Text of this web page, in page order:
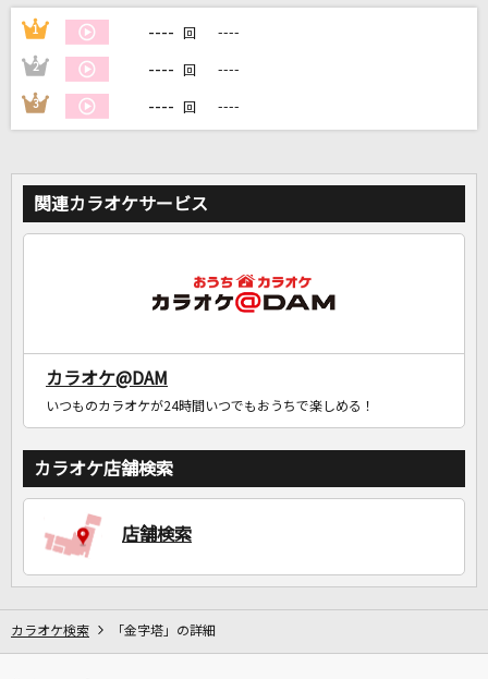
自宅でカラオケ歌い放題！
家族や友達と一緒に！練習にも！
1 ---- 回 ----
2 ---- 回 ----
3 ---- 回 ----
関連カラオケサービス
カラオケ@DAM
いつものカラオケが24時間いつでもおうちで楽しめる！
カラオケ店舗検索
店舗検索
カラオケ検索 「金字塔」の詳細